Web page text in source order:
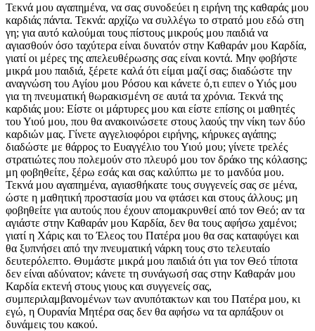
Τεκνά μου αγαπημένα, να σας συνοδεύει η ειρήνη της καθαράς μου
καρδιάς πάντα. Τεκνά: αρχίζω να συλλέγω το στρατό μου εδώ στη
γη; για αυτό καλούμαι τους πίστους μικρούς μου παιδιά να
αγιασθούν όσο ταχύτερα είναι δυνατόν στην Καθαράν μου Καρδία,
γιατί οι μέρες της απελευθέρωσης σας είναι κοντά. Μην φοβήστε
μικρά μου παιδιά, ξέρετε καλά ότι είμαι μαζί σας; διαδώστε την
αναγνώση του Αγίου μου Ρόσου και κάνετε ό,τι ειπεν ο Υιός μου
για τη πνευματική θωρακισμένη σε αυτά τα χρόνια. Τεκνά της
καρδιάς μου: Είστε οι μάρτυρες μου και είστε επίσης οι μαθητές
του Υιού μου, που θα ανακοινώσετε στους λαούς την νίκη των δύο
καρδιών μας. Γίνετε αγγελιοφόροι ειρήνης, κήρυκες αγάπης;
διαδώστε με θάρρος το Ευαγγέλιο του Υιού μου; γίνετε τρελές
στρατιώτες που πολεμούν στο πλευρό μου τον δράκο της κόλασης;
μη φοβηθείτε, ξέρω εσάς και σας καλύπτω με το μανδύα μου.
Τεκνά μου αγαπημένα, αγιασθήκατε τους συγγενείς σας σε μένα,
ώστε η μαθητική προστασία μου να φτάσει και στους άλλους; μη
φοβηθείτε για αυτούς που έχουν απομακρυνθεί από τον Θεό; αν τα
αγιάστε στην Καθαράν μου Καρδία, δεν θα τους αφήσω χαμένοι;
γιατί η Χάρις και το Έλεος του Πατέρα μου θα σας καταφύγει και
θα ξυπνήσει από την πνευματική νάρκη τους στο τελευταίο
δευτερόλεπτο. Θυμάστε μικρά μου παιδιά ότι για τον Θεό τίποτα
δεν είναι αδύνατον; κάνετε τη συνάγωσή σας στην Καθαράν μου
Καρδία εκτενή στους γιους και συγγενείς σας,
συμπεριλαμβανομένων των ανυπότακτων και του Πατέρα μου, κι
εγώ, η Ουρανία Μητέρα σας δεν θα αφήσω να τα αρπάξουν οι
δυνάμεις του κακού.